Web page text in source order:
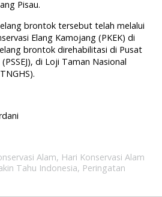
Pisau.
brontok tersebut telah melalui
Elang Kamojang (PKEK) di
brontok direhabilitasi di Pusat
di Loji Taman Nasional
Alam, Hari Konservasi Alam
Tahu Indonesia, Peringatan